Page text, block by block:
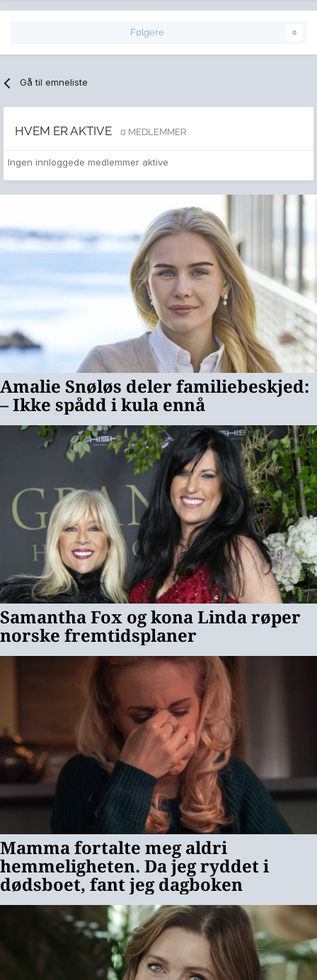
Følgere 0
Gå til emneliste
HVEM ER AKTIVE 0 MEDLEMMER
Ingen innloggede medlemmer aktive